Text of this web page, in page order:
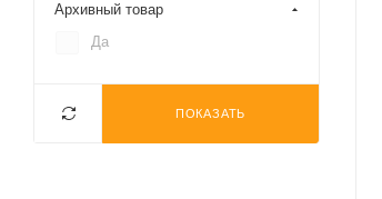
Архивный товар
Да
ПОКАЗАТЬ